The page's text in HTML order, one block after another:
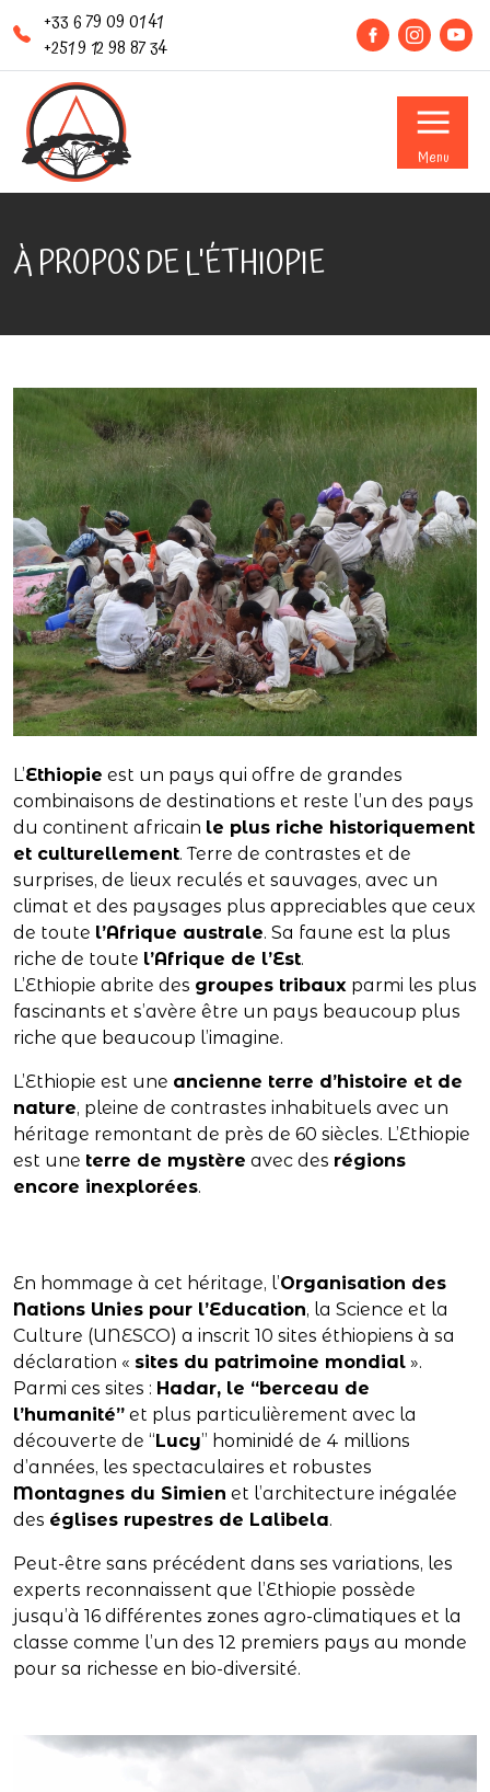
+33 6 79 09 01 41
+251 9 12 98 87 34
Menu
À PROPOS DE L'ÉTHIOPIE
L’Ethiopie est un pays qui offre de grandes
combinaisons de destinations et reste l’un des pays
du continent africain le plus riche historiquement
et culturellement. Terre de contrastes et de
surprises, de lieux reculés et sauvages, avec un
climat et des paysages plus appreciables que ceux
de toute l’Afrique australe. Sa faune est la plus
riche de toute l’Afrique de l’Est.
L’Ethiopie abrite des groupes tribaux parmi les plus
fascinants et s’avère être un pays beaucoup plus
riche que beaucoup l’imagine.
L’Ethiopie est une ancienne terre d’histoire et de
nature, pleine de contrastes inhabituels avec un
héritage remontant de près de 60 siècles. L’Ethiopie
est une terre de mystère avec des régions
encore inexplorées.
En hommage à cet héritage, l’Organisation des
Nations Unies pour l’Education, la Science et la
Culture (UNESCO) a inscrit 10 sites éthiopiens à sa
déclaration « sites du patrimoine mondial ».
Parmi ces sites : Hadar, le “berceau de
l’humanité” et plus particulièrement avec la
découverte de “Lucy” hominidé de 4 millions
d’années, les spectaculaires et robustes
Montagnes du Simien et l’architecture inégalée
des églises rupestres de Lalibela.
Peut-être sans précédent dans ses variations, les
experts reconnaissent que l’Ethiopie possède
jusqu’à 16 différentes zones agro-climatiques et la
classe comme l’un des 12 premiers pays au monde
pour sa richesse en bio-diversité.